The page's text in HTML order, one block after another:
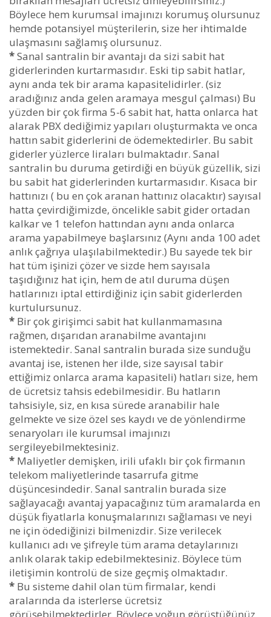
Böylece hem kurumsal imajınızı korumuş olursunuz
hemde potansiyel müşterilerin, size her ihtimalde
ulaşmasını sağlamış olursunuz.
*Sanal santralin bir avantajı da sizi sabit hat
giderlerinden kurtarmasıdır. Eski tip sabit hatlar,
aynı anda tek bir arama kapasitelidirler. (siz
aradığınız anda gelen aramaya mesgul çalması) Bu
yüzden bir çok firma 5-6 sabit hat, hatta onlarca hat
alarak PBX dediğimiz yapıları oluşturmakta ve onca
hattın sabit giderlerini de ödemektedirler. Bu sabit
giderler yüzlerce liraları bulmaktadır. Sanal
santralin bu duruma getirdiği en büyük güzellik, sizi
bu sabit hat giderlerinden kurtarmasıdır. Kısaca bir
hattınızı ( bu en çok aranan hattınız olacaktır) sayısal
hatta çevirdiğimizde, öncelikle sabit gider ortadan
kalkar ve 1 telefon hattından aynı anda onlarca
arama yapabilmeye başlarsınız (Aynı anda 100 adet
anlık çağrıya ulaşılabilmektedir.) Bu sayede tek bir
hat tüm işinizi çözer ve sizde hem sayısala
taşıdığınız hat için, hem de atıl duruma düşen
hatlarınızı iptal ettirdiğiniz için sabit giderlerden
kurtulursunuz.
* Bir çok girişimci sabit hat kullanmamasına
rağmen, dışarıdan aranabilme avantajını
istemektedir. Sanal santralin burada size sunduğu
avantaj ise, istenen her ilde, size sayısal tabir
ettiğimiz onlarca arama kapasiteli) hatları size, hem
de ücretsiz tahsis edebilmesidir. Bu hatların
tahsisiyle, siz, en kısa sürede aranabilir hale
gelmekte ve size özel ses kaydı ve de yönlendirme
senaryoları ile kurumsal imajınızı
sergileyebilmektesiniz.
* Maliyetler demişken, irili ufaklı bir çok firmanın
telekom maliyetlerinde tasarrufa gitme
düşüncesindedir. Sanal santralin burada size
sağlayacağı avantaj yapacağınız tüm aramalarda en
düşük fiyatlarla konuşmalarınızı sağlaması ve neyi
ne için ödediğinizi bilmenizdir. Size verilecek
kullanıcı adı ve şifreyle tüm arama detaylarınızı
anlık olarak takip edebilmektesiniz. Böylece tüm
iletişimin kontrolü de size geçmiş olmaktadır.
* Bu sisteme dahil olan tüm firmalar, kendi
aralarında da isterlerse ücretsiz